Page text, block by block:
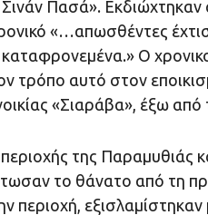
Πασά». Εκδιώχτηκαν
«…απωσθέντες
καταφρονεμένα.» Ο
τρόπο αυτό στον
«Σιαράβα», έξω
της Παραμυθιάς
το θάνατο από τη
περιοχή, εξισλαμίστηκαν